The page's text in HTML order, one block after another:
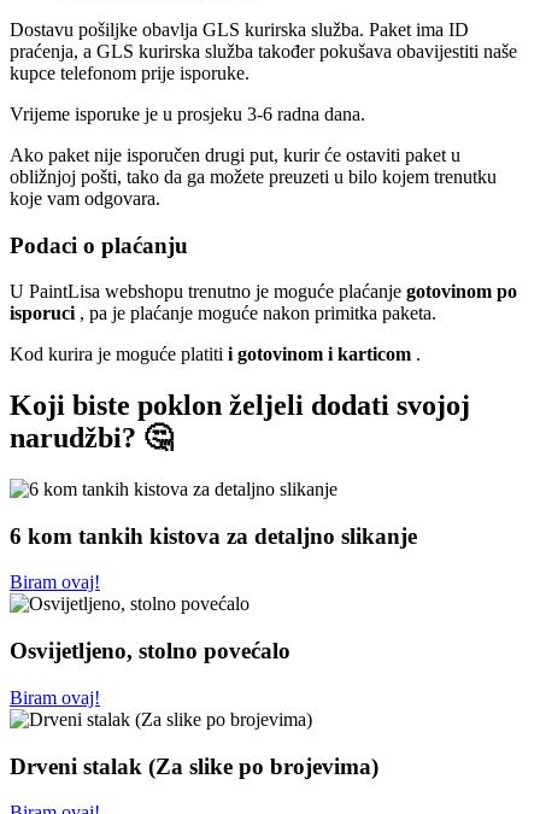
Dostavu pošiljke obavlja GLS kurirska služba. Paket ima ID
praćenja, a GLS kurirska služba također pokušava obavijestiti naše
kupce telefonom prije isporuke.
Vrijeme isporuke je u prosjeku 3-6 radna dana.
Ako paket nije isporučen drugi put, kurir će ostaviti paket u
obližnjoj pošti, tako da ga možete preuzeti u bilo kojem trenutku
koje vam odgovara.
Podaci o plaćanju
U PaintLisa webshopu trenutno je moguće plaćanje gotovinom po
isporuci , pa je plaćanje moguće nakon primitka paketa.
Kod kurira je moguće platiti i gotovinom i karticom .
Koji biste poklon željeli dodati svojoj
narudžbi? 🤔
6 kom tankih kistova za detaljno slikanje
Biram ovaj!
Osvijetljeno, stolno povećalo
Biram ovaj!
Drveni stalak (Za slike po brojevima)